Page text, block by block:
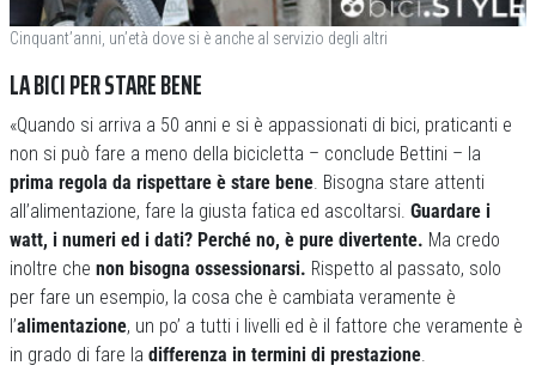
Cinquant’anni, un’età dove si è anche al servizio degli altri
LA BICI PER STARE BENE
«Quando si arriva a 50 anni e si è appassionati di bici, praticanti e
non si può fare a meno della bicicletta – conclude Bettini – la
prima regola da rispettare è stare bene. Bisogna stare attenti
all’alimentazione, fare la giusta fatica ed ascoltarsi. Guardare i
watt, i numeri ed i dati? Perché no, è pure divertente. Ma credo
inoltre che non bisogna ossessionarsi. Rispetto al passato, solo
per fare un esempio, la cosa che è cambiata veramente è
l’alimentazione, un po’ a tutti i livelli ed è il fattore che veramente è
in grado di fare la differenza in termini di prestazione.